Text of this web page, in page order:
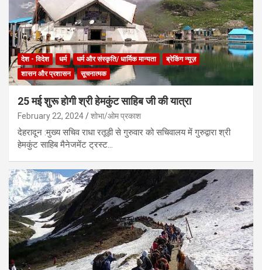
देश - विदेश धर्म धर्म और संस्कृति/ धार्मिक मान्यता
ब्रेकिंग न्यूज़
शासन और प्रशासन
सूचनात्मक
25 मई शुरू होगी श्री हेमकुंट साहिब जी की यात्रा
February 22, 2024 शोभा/ओम प्रकाश
देहरादून :मुख्य सचिव राधा रतूड़ी से गुरुवार को सचिवालय में गुरुद्वारा श्री
हेमकुंट साहिब मैनेजमेंट ट्रस्ट…